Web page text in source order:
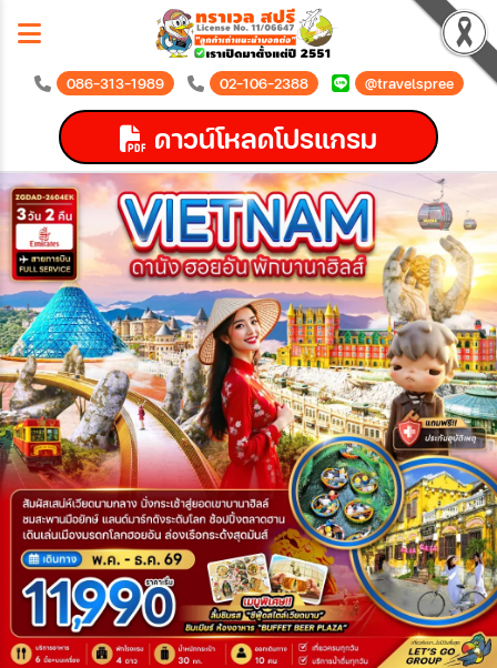
086-313-1989 02-106-2388 @travelspree
ดาวน์โหลดโปรแกรม